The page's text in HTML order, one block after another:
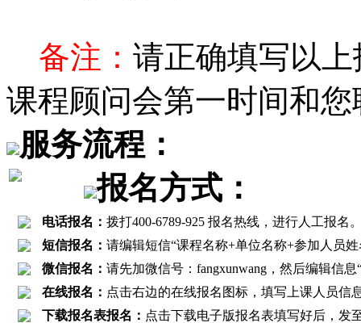
备注： 请正确填写以
课程顾问会第一时间和
服务流程：
报名方式：
电话报名： 拨打400-6789-925 报名热线，进行人工报
短信报名： 请编辑短信“课程名称+单位名称+参加人员
微信报名： 请先加微信号：fangxunwang，然后编辑信
在线报名： 点击右边的在线报名图标，填写上课人员信
下载报名表报名： 点击下载电子版报名表填写好后，发